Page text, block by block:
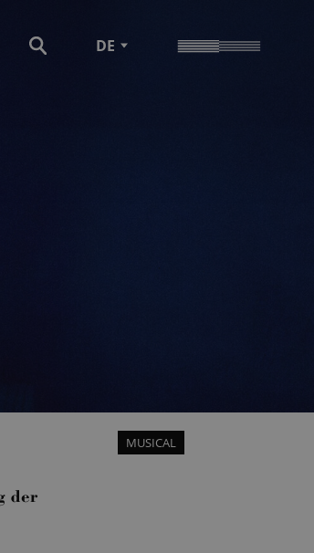
DE
MUSICAL
der